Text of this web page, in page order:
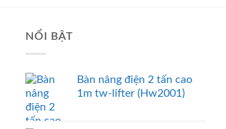
NỔI BẬT
Bàn nâng điện 2 tấn cao
1m tw-lifter (Hw2001)